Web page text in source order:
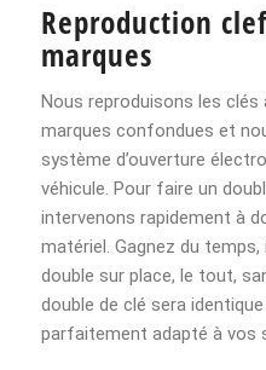
Reproduction
marques
Nous reproduisons les
marques confondues et
système d’ouverture
véhicule. Pour faire un
intervenons rapidement à
matériel. Gagnez du
double sur place, le tout,
double de clé sera identique
parfaitement adapté à vos